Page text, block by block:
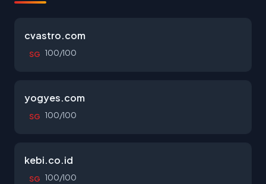
cvastro.com
SG 100/100
yogyes.com
SG 100/100
kebi.co.id
SG 100/100